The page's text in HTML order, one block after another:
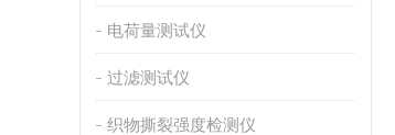
电荷量测试仪
过滤测试仪
织物撕裂强度检测仪